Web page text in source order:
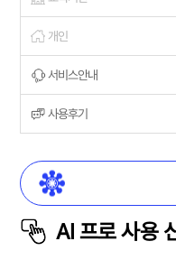
개인
서비스안내
사용후기
AI 프로 사용